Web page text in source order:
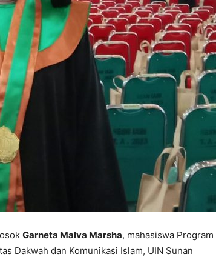
Garneta Malva Marsha, mahasiswa Program
Dakwah dan Komunikasi Islam, UIN Sunan